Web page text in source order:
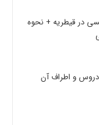
در قیطریه + نحوه
و اطراف آن